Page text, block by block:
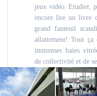
jeux vidéo. Etudier,
encore lire un livre
grand fauteuil
allaitement! Tout ça
immenses baies
de collectivité et de